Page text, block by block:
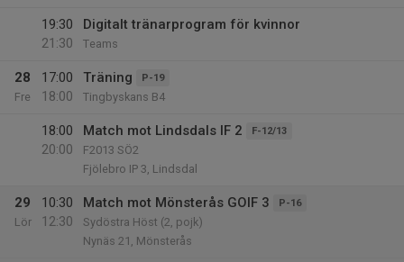
19:30
21:30
Digitalt tränarprogram för kvinnor
Teams
28
Fre
17:00
18:00
Träning P-19
Tingbyskans B4
18:00
20:00
Match mot Lindsdals IF 2 F-12/13
F2013 SÖ2
Fjölebro IP 3, Lindsdal
29
Lör
10:30
12:30
Match mot Mönsterås GOIF 3 P-16
Sydöstra Höst (2, pojk)
Nynäs 21, Mönsterås